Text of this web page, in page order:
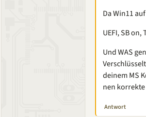
Da Win11
UEFI, SB
Und WAS
deinem MS
nen
Antwort